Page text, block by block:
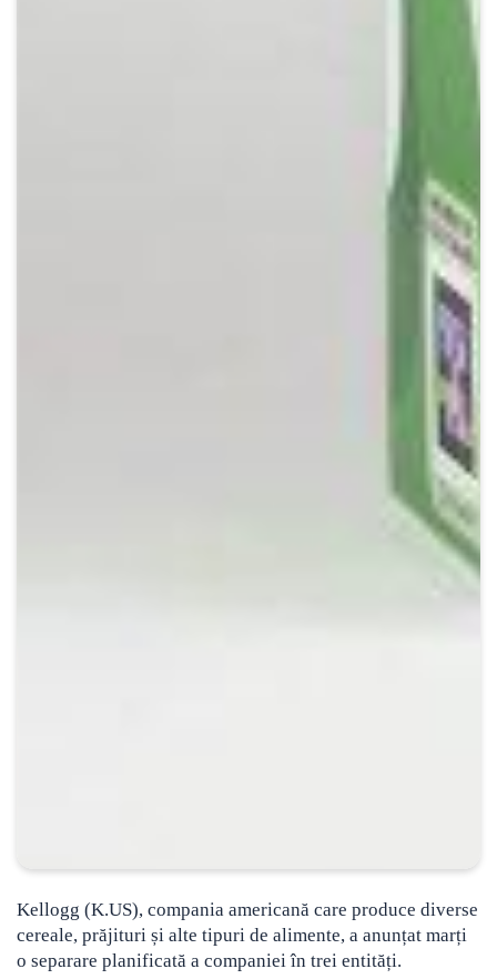
Kellogg (K.US), compania americană care produce diverse
cereale, prăjituri și alte tipuri de alimente, a anunțat marți
o separare planificată a companiei în trei entități.